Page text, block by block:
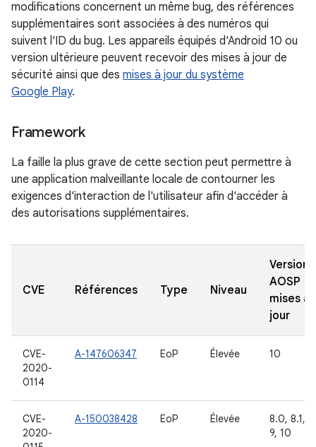
modifications concernent un même bug, des références
supplémentaires sont associées à des numéros qui
suivent l'ID du bug. Les appareils équipés d'Android 10 ou
version ultérieure peuvent recevoir des mises à jour de
sécurité ainsi que des mises à jour du système
Google Play.
Framework
La faille la plus grave de cette section peut permettre à
une application malveillante locale de contourner les
exigences d'interaction de l'utilisateur afin d'accéder à
des autorisations supplémentaires.
CVE Références Type Niveau
Versions
AOSP
mises à
jour
CVE-
2020-
0114
A-147606347 EoP Élevée 10
CVE-
2020-
A-150038428 EoP Élevée
8.0, 8.1,
9, 10